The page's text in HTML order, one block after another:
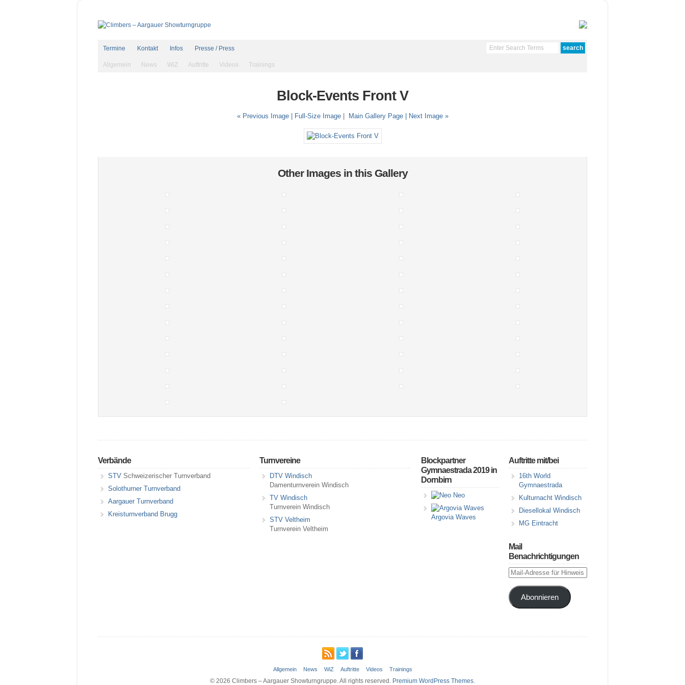
Termine Kontakt Infos Presse / Press
Allgemein News WiZ Auftritte Videos Trainings
Block-Events Front V
« Previous Image | Full-Size Image| Main Gallery Page | Next Image »
Other Images in this Gallery
Verbände
STV Schweizerischer Turnverband
Solothurner Turnverband
Aargauer Turnverband
Kreisturnverband Brugg
Turnvereine
DTV Windisch
Damenturnverein Windisch
TV Windisch
Turnverein Windisch
STV Veltheim
Turnverein Veltheim
Blockpartner
Gymnaestrada 2019 in
Dornbirn
Neo
Argovia Waves
Auftritte mit/bei
16th World
Gymnaestrada
Kulturnacht Windisch
Diesellokal Windisch
MG Eintracht
Mail
Benachrichtigungen
Mail-
Adresse
für
Hinweis
auf
Abonnieren
Allgemein News WiZ Auftritte Videos Trainings
© 2026 Climbers – Aargauer Showturngruppe. All rights reserved. Premium WordPress Themes